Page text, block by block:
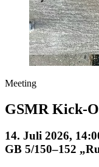
Meeting
GSMR Kick-
14. Juli 2026,
GB 5/150–152